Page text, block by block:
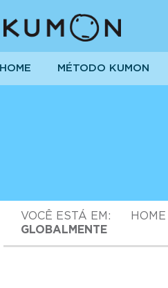
HOME MÉTODO KUMON
VOCÊ ESTÁ EM: HOME
GLOBALMENTE